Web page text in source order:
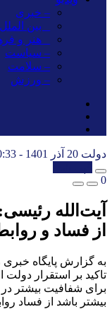
– خبری
_ بین الملل
_ هنر و
– سیاست
– سلامت
– ورزش
دولت 20 آذر 1401 - 10:33 ق.ظ
0
آیت‌الله
از فساد و
به گزارش پایگاه خبری
تاکید بر استقرار
برای شفافیت بیشتر
بیشتر باشد از فساد